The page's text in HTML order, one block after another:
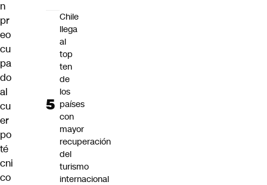
n
pr
eo
cu
pa
do
al
cu
er
po
té
cni
co
Chile
llega
al
top
ten
de
los
países
con
mayor
recuperación
del
turismo
internacional